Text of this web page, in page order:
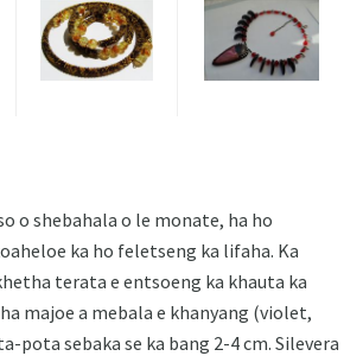
o shebahala o le monate, ha ho
ka ho feletseng ka lifaha. Ka
terata e entsoeng ka khauta ka
majoe a mebala e khanyang (violet,
pota sebaka se ka bang 2-4 cm. Silevera